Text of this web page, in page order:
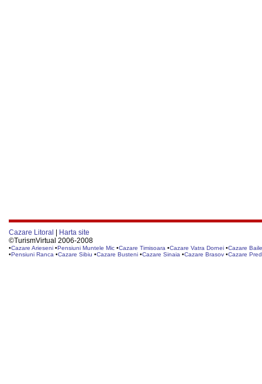
Cazare Litoral
Harta site
©TurismVirtual 2006-2008
•Cazare Arieseni •Pensiuni Muntele Mic •Cazare Timisoara •Cazare Vatra Dornei •Cazare
•Pensiuni Ranca •Cazare Sibiu •Cazare Busteni •Cazare Sinaia •Cazare Brasov •Cazare